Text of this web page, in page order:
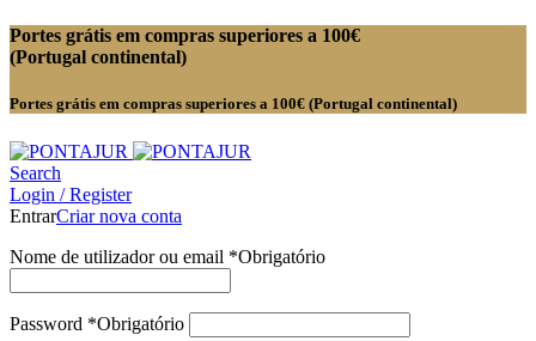
Portes grátis em compras superiores a 100€
(Portugal continental)
Portes grátis em compras superiores a 100€ (Portugal continental)
Search
Login / Register
EntrarCriar nova conta
Nome de utilizador ou email *Obrigatório
Password *Obrigatório